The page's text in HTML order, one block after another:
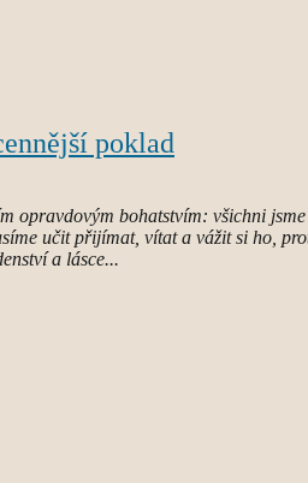
poklad
opravdovým bohatstvím: všichni
učit přijímat, vítat a vážit si ho,
a lásce...